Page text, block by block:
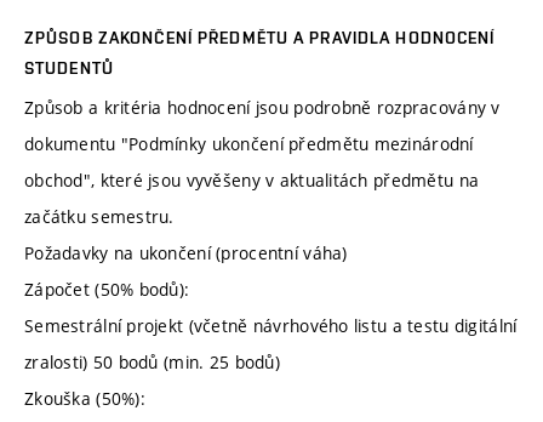
ZPŮSOB ZAKONČENÍ PŘEDMĚTU A PRAVIDLA HODNOCENÍ
STUDENTŮ
Způsob a kritéria hodnocení jsou podrobně rozpracovány v
dokumentu "Podmínky ukončení předmětu mezinárodní
obchod", které jsou vyvěšeny v aktualitách předmětu na
začátku semestru.
Požadavky na ukončení (procentní váha)
Zápočet (50% bodů):
Semestrální projekt (včetně návrhového listu a testu digitální
zralosti) 50 bodů (min. 25 bodů)
Zkouška (50%):